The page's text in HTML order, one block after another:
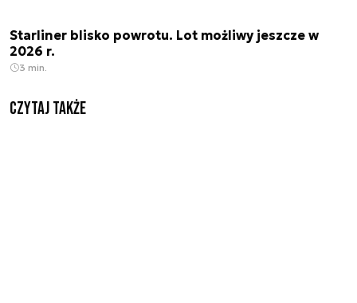
Starliner blisko powrotu. Lot możliwy jeszcze w
2026 r.
3 min.
Czytaj także